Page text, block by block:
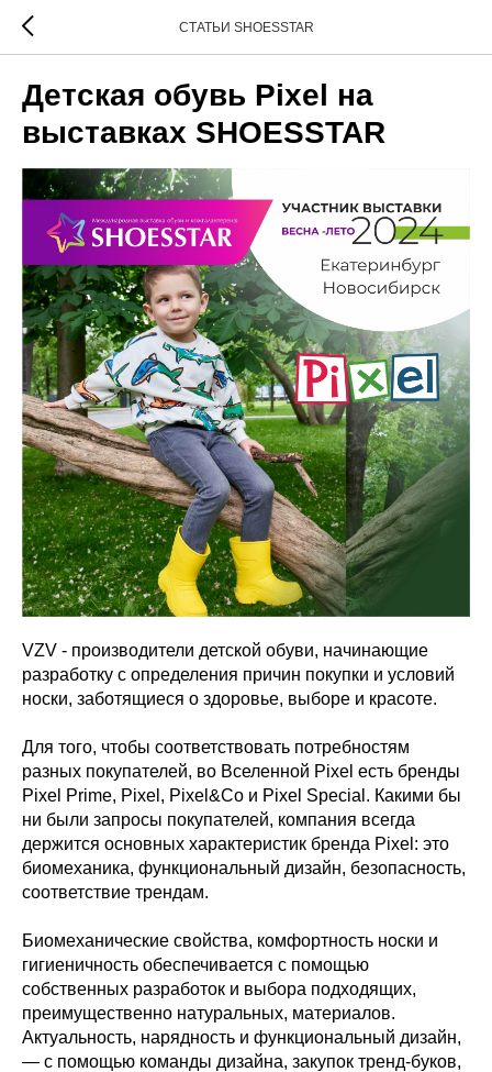
СТАТЬИ SHOESSTAR
Детская обувь Pixel на
выставках SHOESSTAR
VZV - производители детской обуви, начинающие
разработку с определения причин покупки и условий
носки, заботящиеся о здоровье, выборе и красоте.
Для того, чтобы соответствовать потребностям
разных покупателей, во Вселенной Pixel есть бренды
Pixel Prime, Pixel, Pixel&Co и Pixel Special. Какими бы
ни были запросы покупателей, компания всегда
держится основных характеристик бренда Pixel: это
биомеханика, функциональный дизайн, безопасность,
соответствие трендам.
Биомеханические свойства, комфортность носки и
гигиеничность обеспечивается с помощью
собственных разработок и выбора подходящих,
преимущественно натуральных, материалов.
Актуальность, нарядность и функциональный дизайн,
— с помощью команды дизайна, закупок тренд-буков,